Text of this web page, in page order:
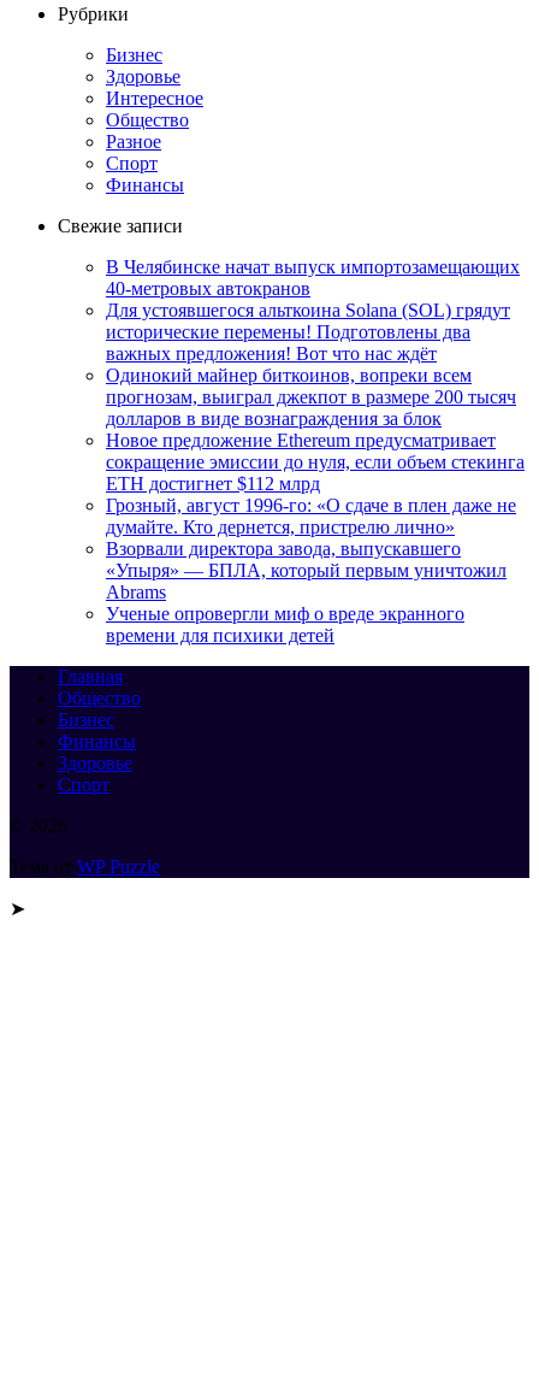
Рубрики
Бизнес
Здоровье
Интересное
Общество
Разное
Спорт
Финансы
Свежие записи
В Челябинске начат выпуск импортозамещающих
40-метровых автокранов
Для устоявшегося альткоина Solana (SOL) грядут
исторические перемены! Подготовлены два
важных предложения! Вот что нас ждёт
Одинокий майнер биткоинов, вопреки всем
прогнозам, выиграл джекпот в размере 200 тысяч
долларов в виде вознаграждения за блок
Новое предложение Ethereum предусматривает
сокращение эмиссии до нуля, если объем стекинга
ETH достигнет $112 млрд
Грозный, август 1996-го: «О сдаче в плен даже не
думайте. Кто дернется, пристрелю лично»
Взорвали директора завода, выпускавшего
«Упыря» — БПЛА, который первым уничтожил
Abrams
Ученые опровергли миф о вреде экранного
времени для психики детей
Главная
Общество
Бизнес
Финансы
Здоровье
Спорт
© 2026
Тема от WP Puzzle
➤